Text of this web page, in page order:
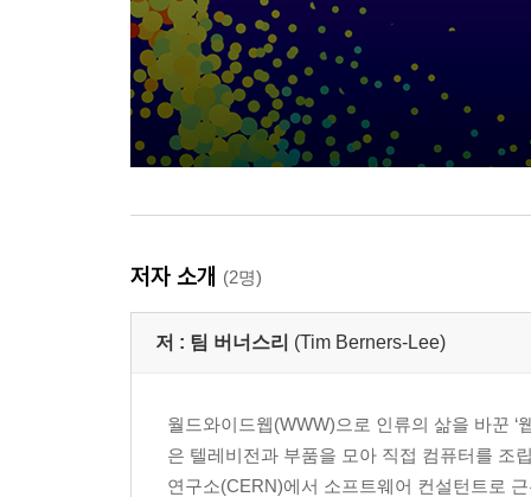
저자 소개 (2명)
저 : 팀 버너스리 (Tim Berners-Lee)
월드와이드웹(WWW)으로 인류의 삶을 바꾼
은 텔레비전과 부품을 모아 직접 컴퓨터를 조
연구소(CERN)에서 소프트웨어 컨설턴트로